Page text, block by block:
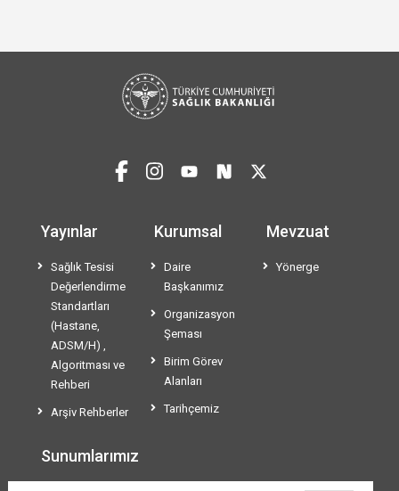
Yayınlar
Sağlık Tesisi
Değerlendirme
Standartları
(Hastane,
ADSM/H) ,
Algoritması ve
Rehberi
Arşiv Rehberler
Kurumsal
Daire
Başkanımız
Organizasyon
Şeması
Birim Görev
Alanları
Tarihçemiz
Mevzuat
Yönerge
Sunumlarımız